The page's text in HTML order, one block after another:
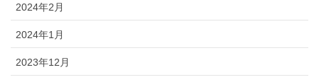
2024年2月
2024年1月
2023年12月